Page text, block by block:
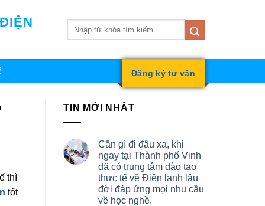
Đăng ký tư vấn
thì
tốt
TIN MỚI NHẤT
Cần gì đi đâu xa, khi
ngay tại Thành phố Vinh
đã có trung tâm đào tạo
thực tế về Điện lạnh lâu
đời đáp ứng mọi nhu cầu
về học nghề.